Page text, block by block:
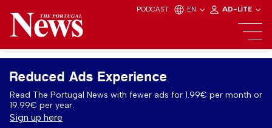
PODCAST EN AD-LITE
Reduced Ads Experience
Read The Portugal News with fewer ads for 1.99€ per month or
19.99€ per year.
Sign up here